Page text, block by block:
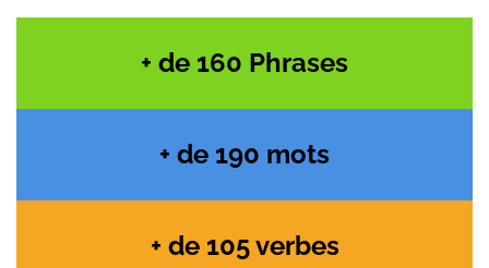
+ de 160 Phrases
+ de 190 mots
+ de 105 verbes